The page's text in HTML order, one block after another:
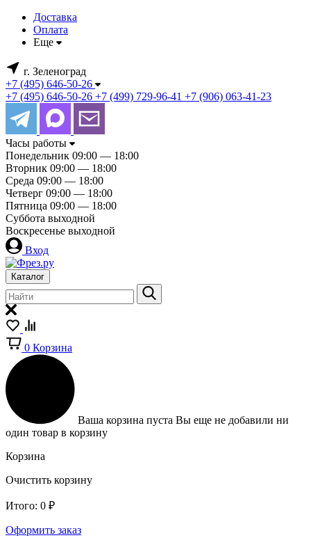
Доставка
Оплата
Еще
г. Зеленоград
+7 (495) 646-50-26
+7 (495) 646-50-26 +7 (499) 729-96-41 +7 (906) 063-41-23
Часы работы
Понедельник 09:00 — 18:00
Вторник 09:00 — 18:00
Среда 09:00 — 18:00
Четверг 09:00 — 18:00
Пятница 09:00 — 18:00
Суббота выходной
Воскресенье выходной
Вход
Каталог
0 Корзина
Ваша корзина пуста Вы еще не добавили ни
один товар в корзину
Корзина
Очистить корзину
Итого: 0 ₽
Оформить заказ